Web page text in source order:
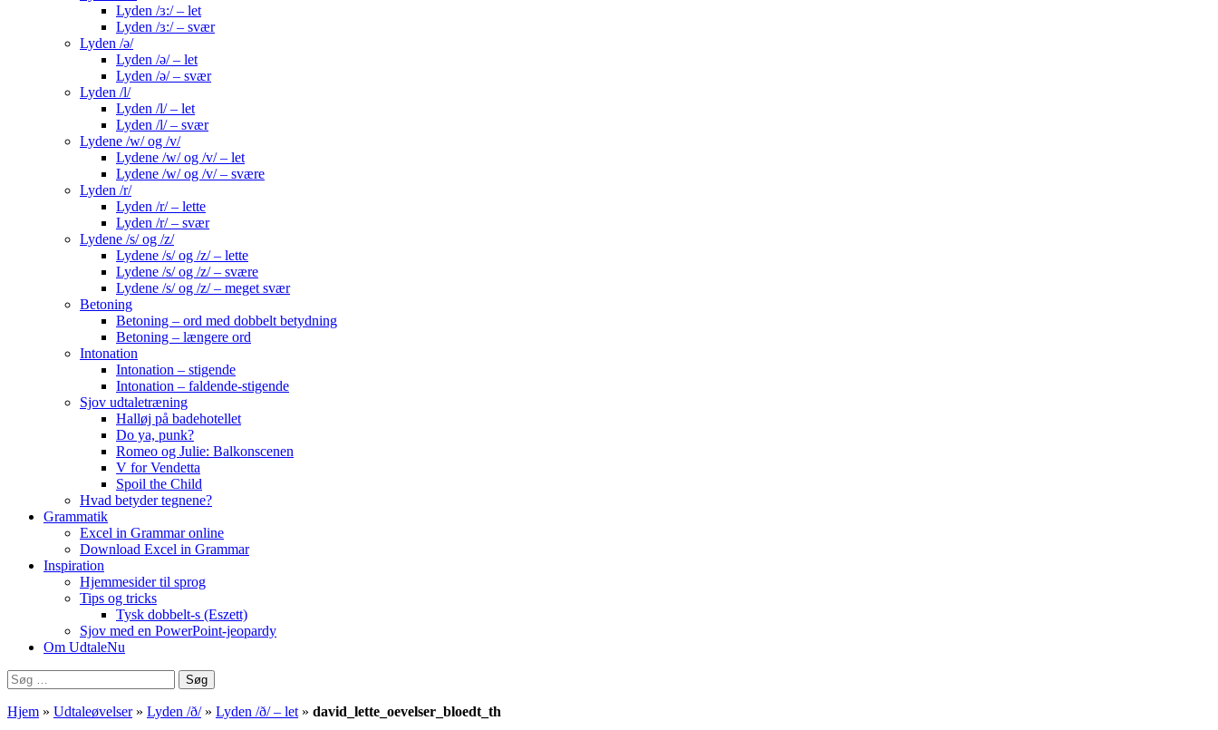
Lyden /ɜ:/ – let
Lyden /ɜ:/ – svær
Lyden /ə/
Lyden /ə/ – let
Lyden /ə/ – svær
Lyden /l/
Lyden /l/ – let
Lyden /l/ – svær
Lydene /w/ og /v/
Lydene /w/ og /v/ – let
Lydene /w/ og /v/ – svære
Lyden /r/
Lyden /r/ – lette
Lyden /r/ – svær
Lydene /s/ og /z/
Lydene /s/ og /z/ – lette
Lydene /s/ og /z/ – svære
Lydene /s/ og /z/ – meget svær
Betoning
Betoning – ord med dobbelt betydning
Betoning – længere ord
Intonation
Intonation – stigende
Intonation – faldende-stigende
Sjov udtaletræning
Halløj på badehotellet
Do ya, punk?
Romeo og Julie: Balkonscenen
V for Vendetta
Spoil the Child
Hvad betyder tegnene?
Grammatik
Excel in Grammar online
Download Excel in Grammar
Inspiration
Hjemmesider til sprog
Tips og tricks
Tysk dobbelt-s (Eszett)
Sjov med en PowerPoint-jeopardy
Om UdtaleNu
Søg
efter:
Hjem » Udtaleøvelser» Lyden /ð/» Lyden /ð/ – let » david_lette_oevelser_bloedt_th